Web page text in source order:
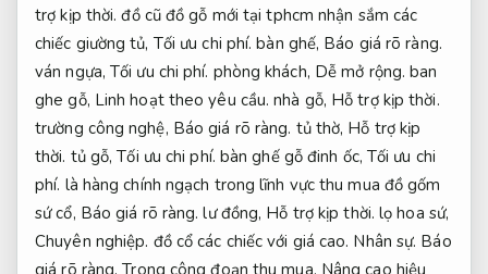
trợ kịp thời. đồ cũ đồ gỗ mới tại tphcm nhận sắm các
chiếc giường tủ, Tối ưu chi phí. bàn ghế, Báo giá rõ ràng.
ván ngựa, Tối ưu chi phí. phòng khách, Dễ mở rộng. ban
ghe gỗ, Linh hoạt theo yêu cầu. nhà gỗ, Hỗ trợ kịp thời.
trường công nghệ, Báo giá rõ ràng. tủ thờ, Hỗ trợ kịp
thời. tủ gỗ,Tối ưu chi phí. bàn ghế gỗ đinh ốc, Tối ưu chi
phí. là hàng chính ngạch trong lĩnh vực thu mua đồ gốm
sứ cổ, Báo giá rõ ràng. lư đồng, Hỗ trợ kịp thời. lọ hoa sứ,
Chuyên nghiệp. đồ cổ các chiếc với giá cao. Nhân sự. Báo
giá rõ ràng. Trong công đoạn thu mua, Nâng cao hiệu